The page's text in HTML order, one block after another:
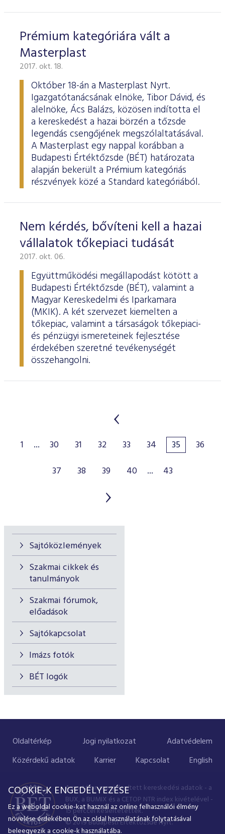
Sajtóközlemények
Szakmai cikkek és
tanulmányok
Szakmai fórumok,
előadások
Sajtókapcsolat
Imázs fotók
BÉT logók
Prémium kategóriára vált a
Masterplast
2017. okt. 18.
Október 18-án a Masterplast Nyrt.
Igazgatótanácsának elnöke, Tibor Dávid, és
alelnöke, Ács Balázs, közösen indította el
a kereskedést a hazai börzén a tőzsde
legendás csengőjének megszólaltatásával.
A Masterplast egy nappal korábban a
Budapesti Értéktőzsde (BÉT) határozata
alapján bekerült a Prémium kategóriás
részvények közé a Standard kategóriából.
Nem kérdés, bővíteni kell a hazai
vállalatok tőkepiaci tudását
2017. okt. 06.
Együttműködési megállapodást kötött a
Budapesti Értéktőzsde (BÉT), valamint a
Magyar Kereskedelmi és Iparkamara
(MKIK). A két szervezet kiemelten a
tőkepiac, valamint a társaságok tőkepiaci-
és pénzügyi ismereteinek fejlesztése
érdekében szeretné tevékenységét
összehangolni.
1 ... 30 31 32 33 34 35
36
37
38 39 40 ... 43
Oldaltérkép Jogi nyilatkozat
Adatvédelem
Közérdekű adatok
Karrier Kapcsolat English
A portálon megjelenített kereskedési adatok - a
BUX, a BUMIX és a CETOP NTR index kivételével -
15 perccel késleltetettek.
© 2019 Budapesti Értéktőzsde Nyrt.
COOKIE-K ENGEDÉLYEZÉSE
Ez a weboldal cookie-kat használ az online felhasználói élmény
növelése érdekében. Ön az oldal használatának folytatásával
beleegyezik a cookie-k használatába.